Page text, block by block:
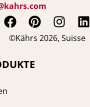
F
a
e
P
i
t
I
n
L
i
©Kährs 2026, Suisse